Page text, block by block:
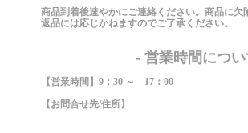
商品到着後速やかにご連絡ください。商品に欠
返品には応じかねますのでご了承ください。
- 営業時間につ
【営業時間】9：30 ～ 17：00
【お問合せ先/住所】